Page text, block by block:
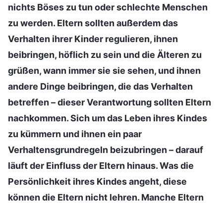
nichts Böses zu tun oder schlechte Menschen
zu werden. Eltern sollten außerdem das
Verhalten ihrer Kinder regulieren, ihnen
beibringen, höflich zu sein und die Älteren zu
grüßen, wann immer sie sie sehen, und ihnen
andere Dinge beibringen, die das Verhalten
betreffen – dieser Verantwortung sollten Eltern
nachkommen. Sich um das Leben ihres Kindes
zu kümmern und ihnen ein paar
Verhaltensgrundregeln beizubringen – darauf
läuft der Einfluss der Eltern hinaus. Was die
Persönlichkeit ihres Kindes angeht, diese
können die Eltern nicht lehren. Manche Eltern